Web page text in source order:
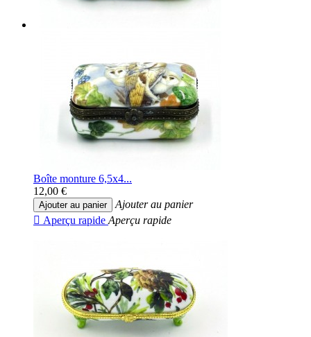
Boîte monture 6,5x4...
12,00 €
Ajouter au panier
Ajouter au panier
 Aperçu rapide Aperçu rapide